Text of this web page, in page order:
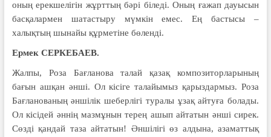
оның ерекшелігін жұрттың бәрі біледі. Оның ғажап дауысын
басқалармен шатастыру мүмкін емес. Ең бастысы –
халықтың шынайы құрметіне бөленді.
Ермек СЕРКЕБАЕВ.
Жалпы, Роза Бағланова талай қазақ композиторларының
бағын ашқан әнші. Ол кісіге талайымыз қарыздармыз. Роза
Бағланованың әншілік шеберлігі туралы ұзақ айтуға болады.
Ол кісідей әннің мазмұнын терең ашып айтатын әнші сирек.
Сөзді қандай таза айтатын! Әншілігі өз алдына, азаматтық